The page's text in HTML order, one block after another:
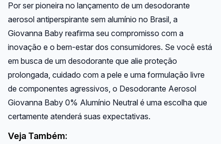
Por ser pioneira no lançamento de um desodorante
aerosol antiperspirante sem alumínio no Brasil, a
Giovanna Baby reafirma seu compromisso com a
inovação e o bem-estar dos consumidores. Se você está
em busca de um desodorante que alie proteção
prolongada, cuidado com a pele e uma formulação livre
de componentes agressivos, o Desodorante Aerosol
Giovanna Baby 0% Alumínio Neutral é uma escolha que
certamente atenderá suas expectativas.
Veja Também: